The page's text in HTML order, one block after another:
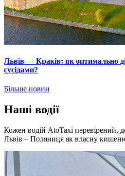
Львів — Краків: як оптимально
сусідами?
Більше новин
Наші водії
Кожен водій AtoTaxi перевірений,
Львів – Поляниця як власну